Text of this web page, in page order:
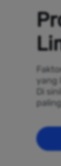
yang
Di